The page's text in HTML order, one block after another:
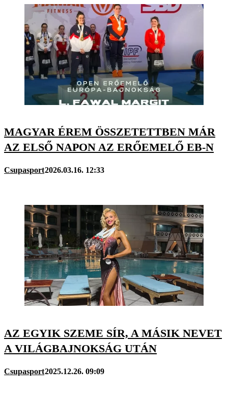
MAGYAR ÉREM ÖSSZETETTBEN MÁR
AZ ELSŐ NAPON AZ ERŐEMELŐ EB-N
Csupasport2026.03.16. 12:33
AZ EGYIK SZEME SÍR, A MÁSIK NEVET
A VILÁGBAJNOKSÁG UTÁN
Csupasport2025.12.26. 09:09